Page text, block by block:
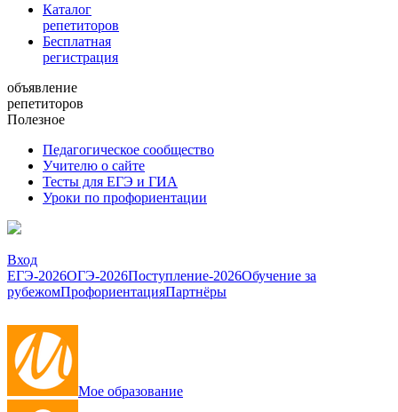
Каталог
репетиторов
Бесплатная
регистрация
объявление
репетиторов
Полезное
Педагогическое сообщество
Учителю о сайте
Тесты для ЕГЭ и ГИА
Уроки по профориентации
Вход
ЕГЭ-2026ОГЭ-2026Поступление-2026Обучение за
рубежомПрофориентацияПартнёры
Мое образование